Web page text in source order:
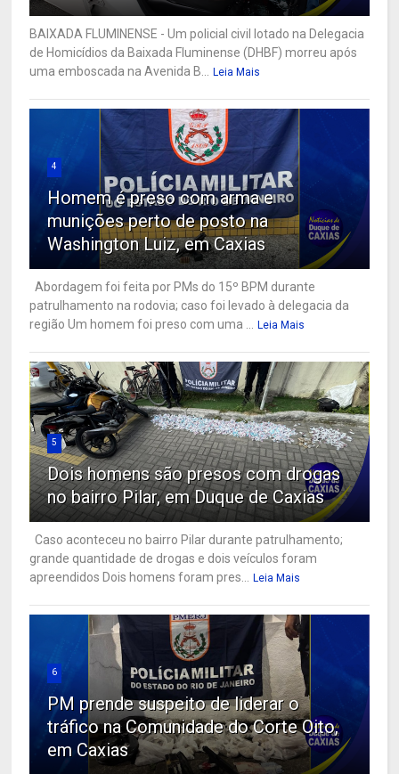
BAIXADA FLUMINENSE - Um policial civil lotado na Delegacia
de Homicídios da Baixada Fluminense (DHBF) morreu após
uma emboscada na Avenida B...
Leia Mais
4
Homem é preso com arma e
munições perto de posto na
Washington Luiz, em Caxias
Abordagem foi feita por PMs do 15º BPM durante
patrulhamento na rodovia; caso foi levado à delegacia da
região Um homem foi preso com uma ...
Leia Mais
5
Dois homens são presos com drogas
no bairro Pilar, em Duque de Caxias
Caso aconteceu no bairro Pilar durante patrulhamento;
grande quantidade de drogas e dois veículos foram
apreendidos Dois homens foram pres...
Leia Mais
6
PM prende suspeito de liderar o
tráfico na Comunidade do Corte Oito,
em Caxias